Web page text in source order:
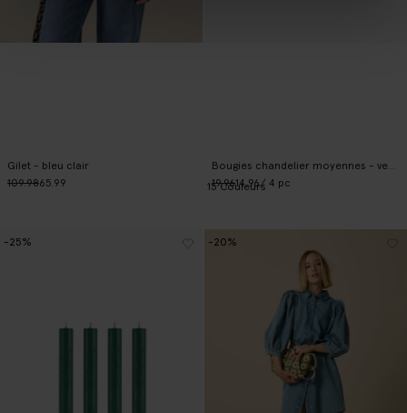
Gilet - bleu clair
109.9865.99
19.9614.96/ 4 pc
15Couleurs
-25% -20%